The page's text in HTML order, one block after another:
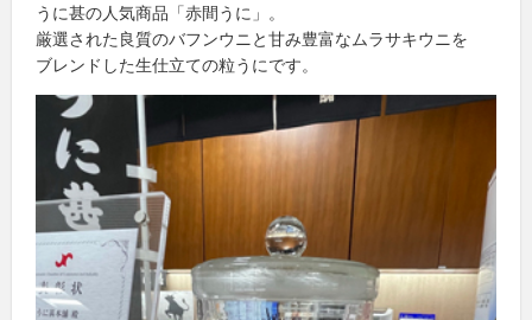
うに甚の人気商品「赤間うに」。
厳選された良質のバフンウニと甘み豊富なムラサキウニを
ブレンドした生仕立ての粒うにです。